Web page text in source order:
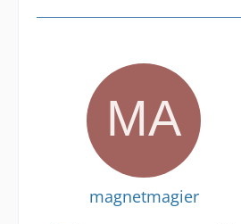
magnetmagier